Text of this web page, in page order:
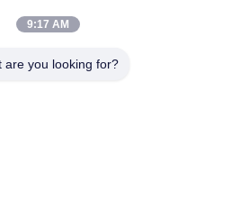
ville de Dongguan, province du
9:17 AM
are you looking for?